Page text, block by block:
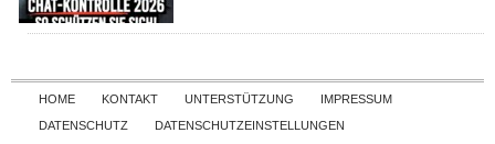
Skip to content
HOME KONTAKT UNTERSTÜTZUNG
IMPRESSUM
DATENSCHUTZ
DATENSCHUTZEINSTELLUNGEN